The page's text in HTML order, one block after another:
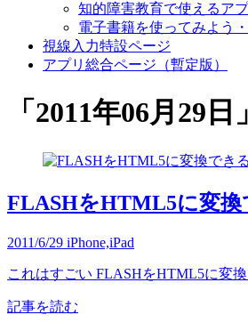
知的障害教育で使えるア
電子書籍を使ってみよう
視線入力特設ページ
アプリ総合ページ（暫定版）
「 2011年06月29日 」
FLASHをHTML5に変換
2011/6/29 iPhone,iPad
これはすごい FLASHをHTML5に変
記事を読む